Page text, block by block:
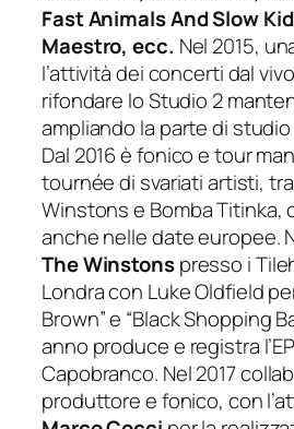
Fast Animals And Slow
Maestro, ecc. Nel 2015,
l’attività dei concerti dal
rifondare lo Studio 2
ampliando la parte di
Dal 2016 è fonico e tour
tournée di svariati artisti,
Winstons e Bomba Titinka,
anche nelle date europee.
The Winstonspresso i
Londra con Luke Oldfield
Brown” e “Black Shopping
anno produce e registra
Capobranco. Nel 2017
produttore e fonico, con